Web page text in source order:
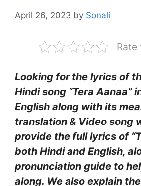
April 26, 2023 by Sonali
Rate
Looking for the lyrics of
Hindi song “Tera Aanaa”
English along with its
translation & Video song
provide the full lyrics of
both Hindi and English,
pronunciation guide to
along. We also explain